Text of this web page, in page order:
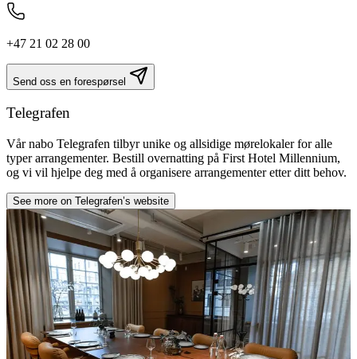
+47 21 02 28 00
Send oss en forespørsel
Telegrafen
Vår nabo Telegrafen tilbyr unike og allsidige mørelokaler for alle
typer arrangementer. Bestill overnatting på First Hotel Millennium,
og vi vil hjelpe deg med å organisere arrangementer etter ditt behov.
See more on Telegrafen’s website